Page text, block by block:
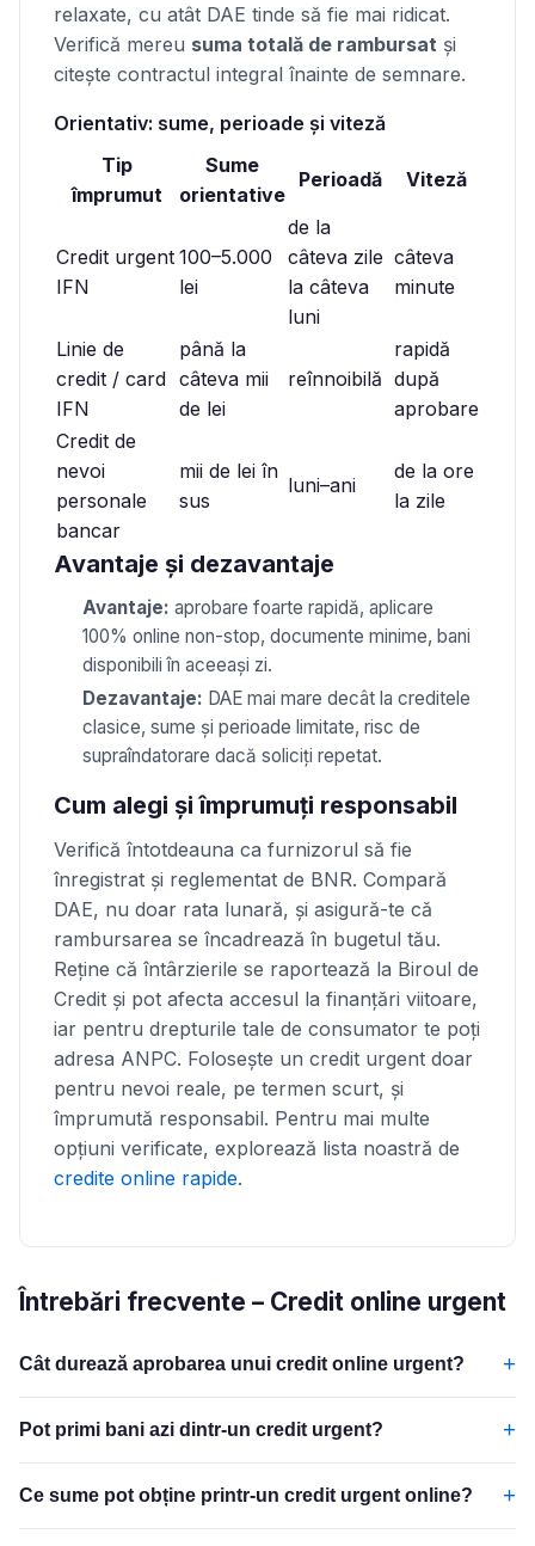
relaxate, cu atât DAE tinde să fie mai ridicat.
Verifică mereu suma totală de rambursat și
citește contractul integral înainte de semnare.
Orientativ: sume, perioade și viteză
Tip
împrumut
Sume
orientative
Perioadă Viteză
Credit urgent
IFN
100–5.000
lei
de la
câteva zile
la câteva
luni
câteva
minute
Linie de
credit / card
IFN
până la
câteva mii
de lei
reînnoibilă
rapidă
după
aprobare
Credit de
nevoi
personale
bancar
mii de lei în
sus
luni–ani
de la ore
la zile
Avantaje și dezavantaje
Avantaje: aprobare foarte rapidă, aplicare
100% online non-stop, documente minime, bani
disponibili în aceeași zi.
Dezavantaje: DAE mai mare decât la creditele
clasice, sume și perioade limitate, risc de
supraîndatorare dacă soliciți repetat.
Cum alegi și împrumuți responsabil
Verifică întotdeauna ca furnizorul să fie
înregistrat și reglementat de BNR. Compară
DAE, nu doar rata lunară, și asigură-te că
rambursarea se încadrează în bugetul tău.
Reține că întârzierile se raportează la Biroul de
Credit și pot afecta accesul la finanțări viitoare,
iar pentru drepturile tale de consumator te poți
adresa ANPC. Folosește un credit urgent doar
pentru nevoi reale, pe termen scurt, și
împrumută responsabil. Pentru mai multe
opțiuni verificate, explorează lista noastră de
credite online rapide.
Întrebări frecvente – Credit online urgent
Cât durează aprobarea unui credit online urgent? +
Pot primi bani azi dintr-un credit urgent? +
Ce sume pot obține printr-un credit urgent online? +